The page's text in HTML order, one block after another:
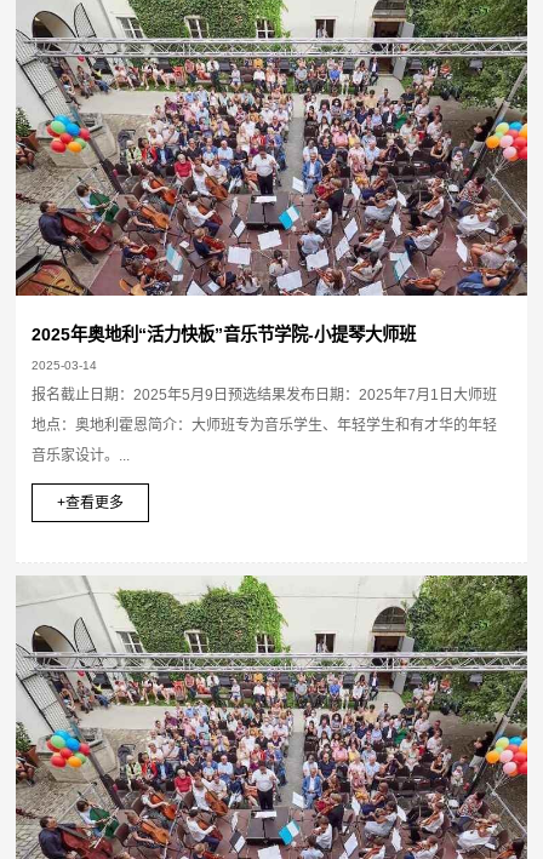
2025年奥地利“活力快板”音乐节学院-小提琴大师班
2025-03-14
报名截止日期：2025年5月9日预选结果发布日期：2025年7月1日大师班
地点：奥地利霍恩简介：大师班专为音乐学生、年轻学生和有才华的年轻
音乐家设计。...
+查看更多